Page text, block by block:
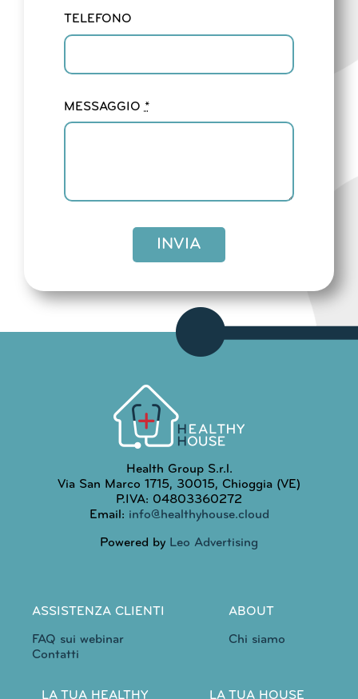
TELEFONO
MESSAGGIO *
INVIA
Health Group S.r.l.
Via San Marco 1715, 30015, Chioggia (VE)
P.IVA: 04803360272
Email: info@healthyhouse.cloud
Powered by Leo Advertising
ASSISTENZA CLIENTI
FAQ sui webinar
Contatti
ABOUT
Chi siamo
LA TUA HEALTHY LA TUA HOUSE